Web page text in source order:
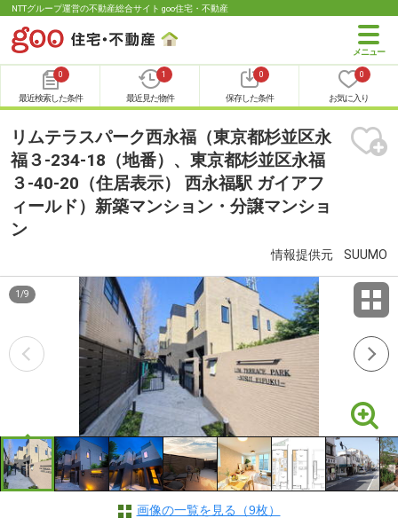
NTTグループ運営の不動産総合サイト goo住宅・不動産
0
最近検索した条件
1
最近見た物件
0
保存した条件
0
お気に入り
リムテラスパーク西永福（東京都杉並区永
福３-234-18（地番）、東京都杉並区永福
３-40-20（住居表示） 西永福駅 ガイアフ
ィールド）新築マンション・分譲マンショ
ン
情報提供元 SUUMO
1 /9
画像の一覧を見る（9枚）